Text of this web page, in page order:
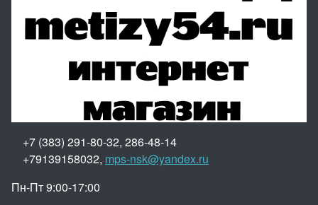
+7 (383) 291-80-32, 286-48-14
+79139158032, mps-nsk@yandex.ru
Пн-Пт 9:00-17:00